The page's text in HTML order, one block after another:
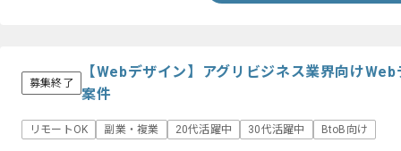
募集終了
【Webデザイン】アグリビジネス業界向け
案件
リモートOK 副業・複業 20代活躍中 30代活躍中 BtoB向け